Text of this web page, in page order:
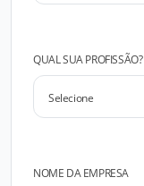
QUAL SUA PROFISSÃO?
NOME DA EMPRESA